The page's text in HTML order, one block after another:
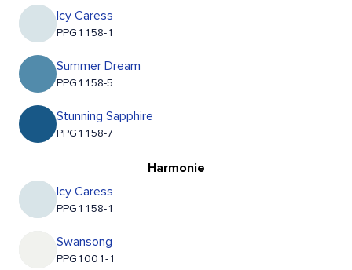
Icy Caress
PPG1158-1
Summer Dream
PPG1158-5
Stunning Sapphire
PPG1158-7
Harmonie
Icy Caress
PPG1158-1
Swansong
PPG1001-1